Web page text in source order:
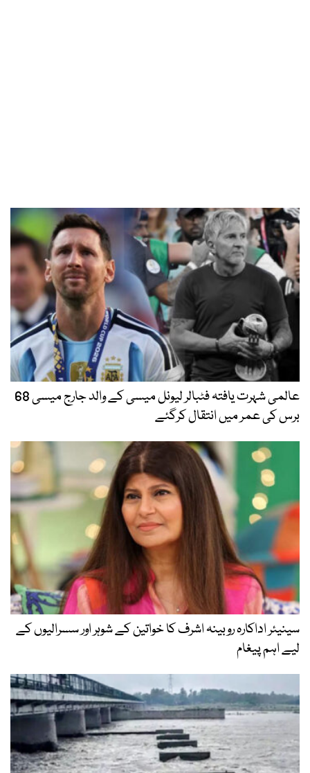
عالمی شہرت یافتہ فٹبالر لیونل میسی کے والد جارج میسی 68
برس کی عمر میں انتقال کرگئے
سینیئر اداکارہ روبینہ اشرف کا خواتین کے شوہر اور سسرالیوں کے
لیے اہم پیغام